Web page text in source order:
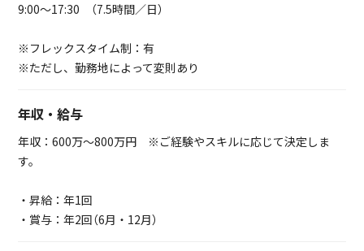
9:00～17:30 （7.5時間／日）
※フレックスタイム制：有
※ただし、勤務地によって変則あり
年収・給与
年収：600万～800万円 ※ご経験やスキルに応じて決定しま
す。
・昇給：年1回
・賞与：年2回（6月・12月）